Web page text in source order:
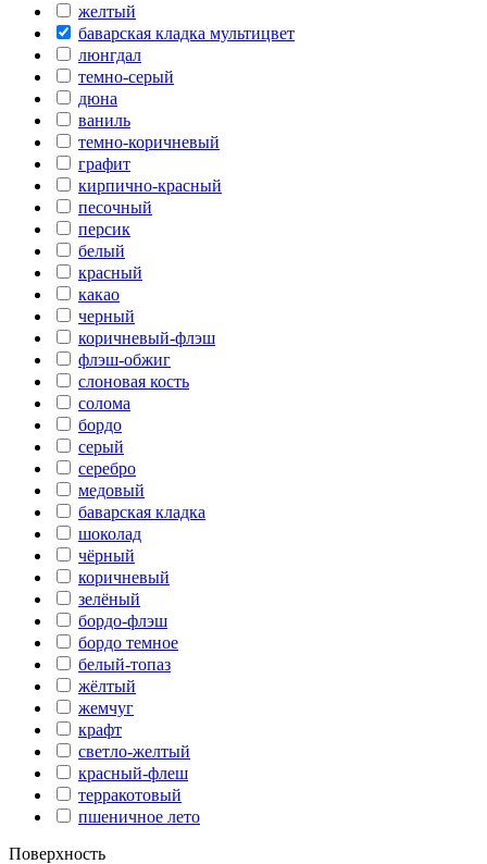
желтый
баварская кладка мультицвет
люнгдал
темно-серый
дюна
ваниль
темно-коричневый
графит
кирпично-красный
песочный
персик
белый
красный
какао
черный
коричневый-флэш
флэш-обжиг
слоновая кость
солома
бордо
серый
серебро
медовый
баварская кладка
шоколад
чёрный
коричневый
зелёный
бордо-флэш
бордо темное
белый-топаз
жёлтый
жемчуг
крафт
светло-желтый
красный-флеш
терракотовый
пшеничное лето
Поверхность